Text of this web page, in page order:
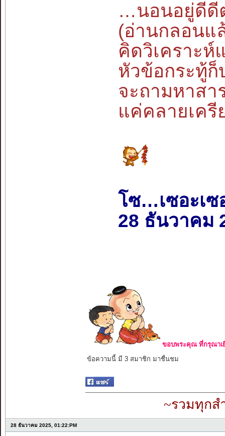
…นอนอยู่ดีดี
(อ่านกลอนแ
คิดวิเคราะห์
หัวข้อกระทู้ก็
จะถามหาสา
แค่คลายเค
โซ…เซอะเซ
28 ธันวาคม
ขอบพระคุณ ที่กรุณาเ
ข้อความนี้ มี 3 สมาชิก มาชื่นชม
~รวมทุกส
28 ธันวาคม 2025, 01:22:PM